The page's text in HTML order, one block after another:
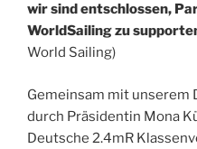
wir sind entschlossen,
WorldSailing zu
World Sailing)
Gemeinsam mit unserem
durch Präsidentin Mona
Deutsche 2.4mR